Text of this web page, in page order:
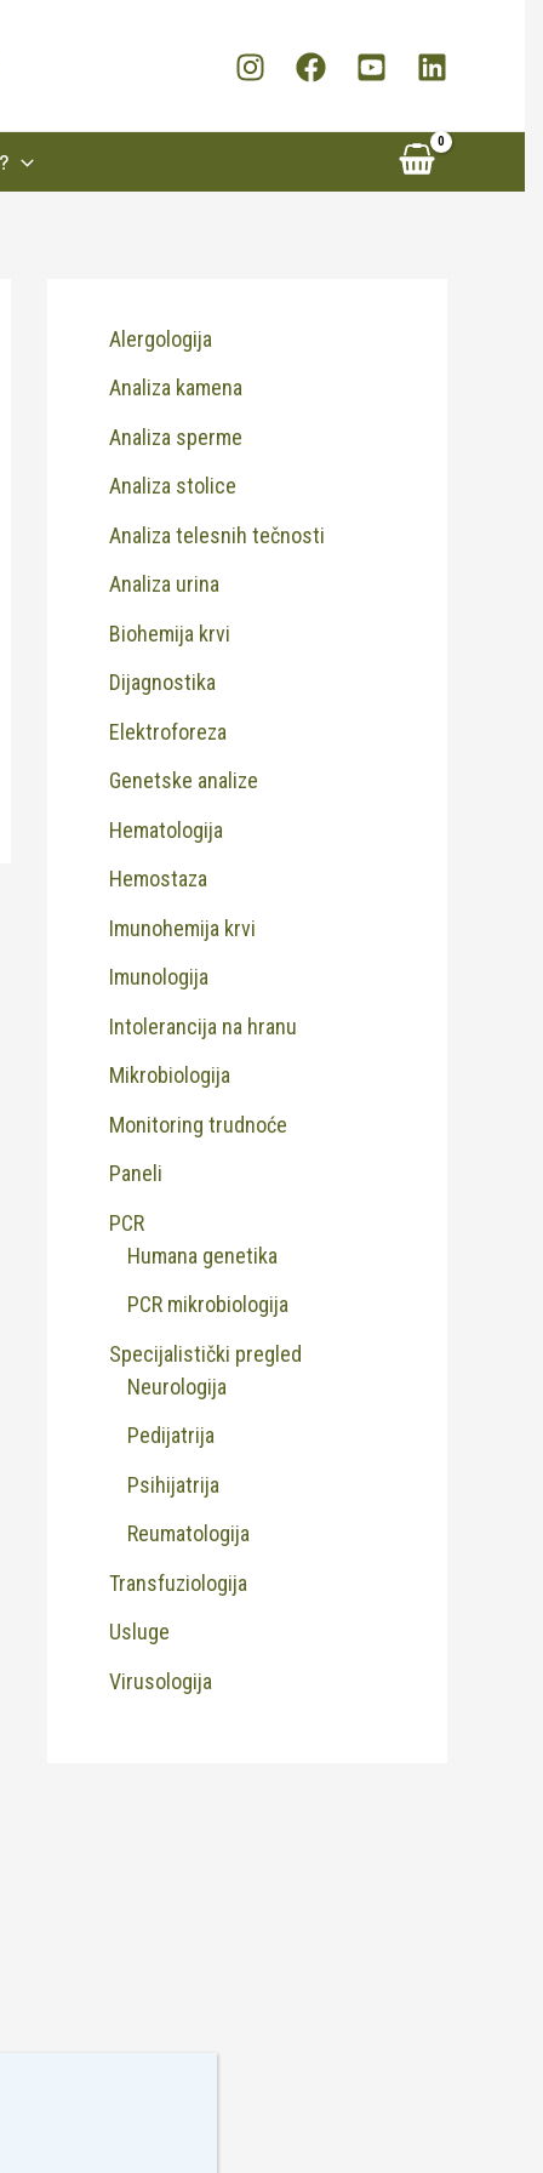
Alergologija
Analiza kamena
Analiza sperme
Analiza stolice
Analiza telesnih tečnosti
Analiza urina
Biohemija krvi
Dijagnostika
Elektroforeza
Genetske analize
Hematologija
Hemostaza
Imunohemija krvi
Imunologija
Intolerancija na hranu
Mikrobiologija
Monitoring trudnoće
Paneli
PCR
Humana genetika
PCR mikrobiologija
Specijalistički pregled
Neurologija
Pedijatrija
Psihijatrija
Reumatologija
Transfuziologija
Usluge
Virusologija